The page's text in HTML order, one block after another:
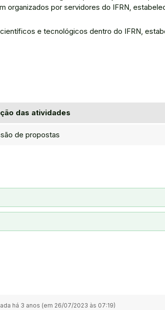
organizados por servidores do IFRN,
e tecnológicos dentro do IFRN,
das atividades
de propostas
há 3 anos (em 26/07/2023 às 07:19)